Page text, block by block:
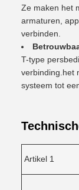
Ze maken het
armaturen,
verbinden.
T-type
verbinding.het
systeem tot
Artikel 1